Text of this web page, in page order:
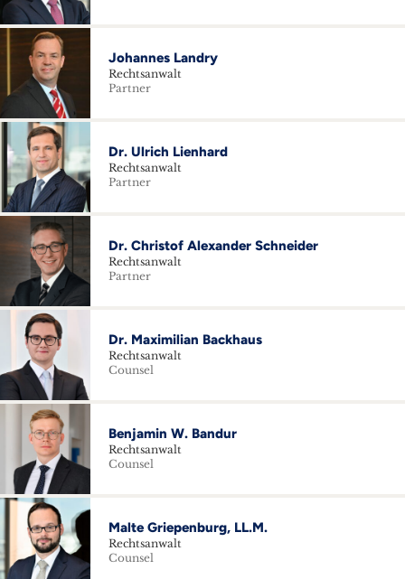
Johannes Landry
Rechtsanwalt
Partner
Dr. Ulrich Lienhard
Rechtsanwalt
Partner
Dr. Christof Alexander Schneider
Rechtsanwalt
Partner
Dr. Maximilian Backhaus
Rechtsanwalt
Counsel
Benjamin W. Bandur
Rechtsanwalt
Counsel
Malte Griepenburg, LL.M.
Rechtsanwalt
Counsel